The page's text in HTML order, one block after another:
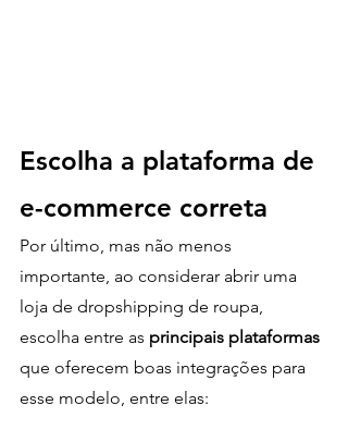
Escolha a plataforma de
e-commerce correta
Por último, mas não menos
importante, ao considerar abrir uma
loja de dropshipping de roupa,
escolha entre as principais plataformas
que oferecem boas integrações para
esse modelo, entre elas: